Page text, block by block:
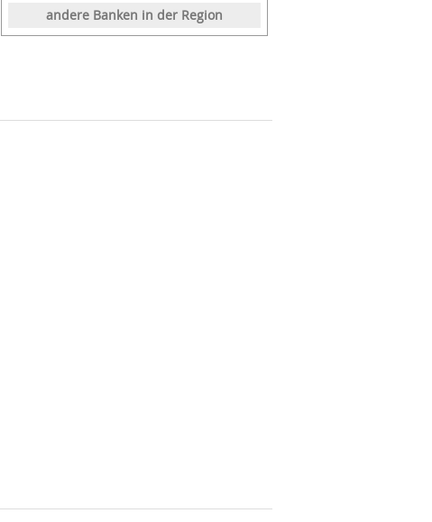
andere Banken in der Region